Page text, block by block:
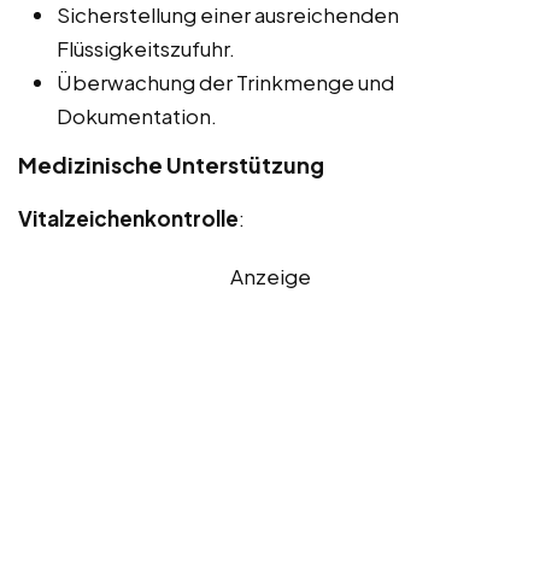
Sicherstellung einer ausreichenden
Flüssigkeitszufuhr.
Überwachung der Trinkmenge und
Dokumentation.
Medizinische Unterstützung
Vitalzeichenkontrolle:
Anzeige